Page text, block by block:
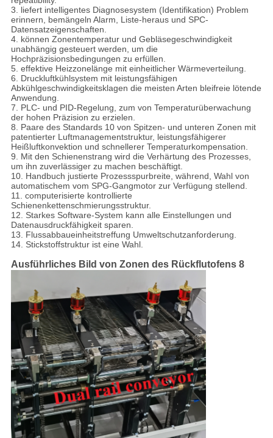
3. liefert intelligentes Diagnosesystem (Identifikation) Problem
erinnern, bemängeln Alarm, Liste-heraus und SPC-
Datensatzeigenschaften.
4. können Zonentemperatur und Gebläsegeschwindigkeit
unabhängig gesteuert werden, um die
Hochpräzisionsbedingungen zu erfüllen.
5. effektive Heizzonelänge mit einheitlicher Wärmeverteilung.
6. Druckluftkühlsystem mit leistungsfähigen
Abkühlgeschwindigkeitsklagen die meisten Arten bleifreie lötende
Anwendung.
7. PLC- und PID-Regelung, zum von Temperaturüberwachung
der hohen Präzision zu erzielen.
8. Paare des Standards 10 von Spitzen- und unteren Zonen mit
patentierter Luftmanagementstruktur, leistungsfähigerer
Heißluftkonvektion und schnellerer Temperaturkompensation.
9. Mit den Schienenstrang wird die Verhärtung des Prozesses,
um ihn zuverlässiger zu machen beschäftigt.
10. Handbuch justierte Prozessspurbreite, während, Wahl von
automatischem vom SPG-Gangmotor zur Verfügung stellend.
11. computerisierte kontrollierte
Schienenkettenschmierungsstruktur.
12. Starkes Software-System kann alle Einstellungen und
Datenausdruckfähigkeit sparen.
13. Flussabbaueinheitstreffung Umweltschutzanforderung.
14. Stickstoffstruktur ist eine Wahl.
Ausführliches Bild von Zonen des Rückflutofens 8